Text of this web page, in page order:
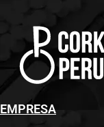
EMPRESA